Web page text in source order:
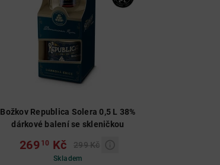
Božkov Republica Solera 0,5 L 38%
dárkové balení se skleničkou
269 10 Kč 299 Kč
Skladem